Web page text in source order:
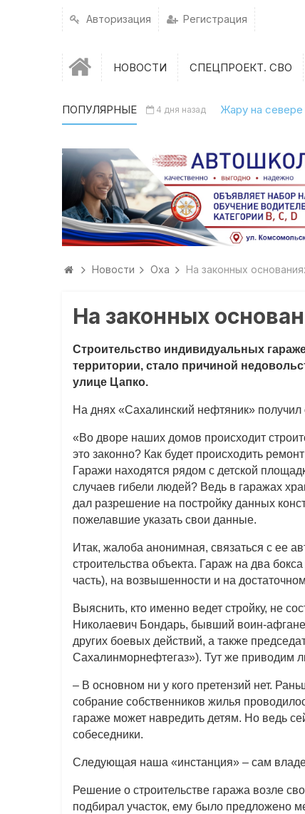
Авторизация Регистрация
НОВОСТИ СПЕЦПРОЕКТ. СВО
ПОПУЛЯРНЫЕ 4 дня назад Жару на
Новости Оха На законных
На законных
Строительство индивидуальных
территории, стало причиной
улице Цапко.
На днях «Сахалинский нефтяник»
«Во дворе наших домов происходит
это законно? Как будет происходить
Гаражи находятся рядом с детской
случаев гибели людей? Ведь в гаражах
дал разрешение на постройку данных
пожелавшие указать свои данные.
Итак, жалоба анонимная, связаться с ее
строительства объекта. Гараж на два
часть), на возвышенности и на
Выяснить, кто именно ведет стройку, не
Николаевич Бондарь, бывший воин-
других боевых действий, а также
Сахалинморнефтегаз»). Тут же приводим
– В основном ни у кого претензий нет.
собрание собственников жилья
гараже может навредить детям. Но ведь
собеседники.
Следующая наша «инстанция» – сам
Решение о строительстве гаража возле
подбирал участок, ему было предложено